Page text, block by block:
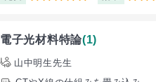
電子光材料特論(1)
山中明生先生